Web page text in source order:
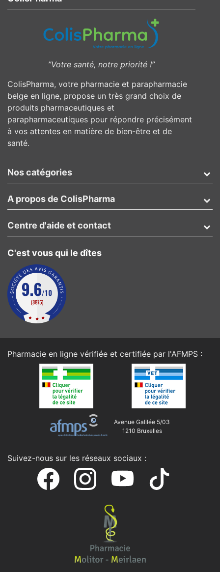
”Votre santé, notre priorité !”
ColisPharma, votre pharmacie et parapharmacie
belge en ligne, propose un très grand choix de
produits pharmaceutiques et
parapharmaceutiques pour répondre précisément
à vos attentes en matière de bien-être et de
santé.
Nos catégories
A propos de ColisPharma
C'est vous qui le dîtes
Centre d'aide et contact
Pharmacie en ligne vérifiée et certifiée par l'AFMPS :
Avenue Galilée 5/03
1210 Bruxelles
Suivez-nous sur les réseaux sociaux :